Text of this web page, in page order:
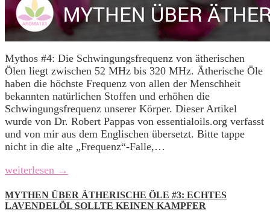
Mythos #4: Die Schwingungsfrequenz von ätherischen
Ölen liegt zwischen 52 MHz bis 320 MHz. Ätherische Öle
haben die höchste Frequenz von allen der Menschheit
bekannten natürlichen Stoffen und erhöhen die
Schwingungsfrequenz unserer Körper. Dieser Artikel
wurde von Dr. Robert Pappas von essentialoils.org verfasst
und von mir aus dem Englischen übersetzt. Bitte tappe
nicht in die alte „Frequenz“-Falle,…
weiterlesen →
MYTHEN ÜBER ÄTHERISCHE ÖLE #3: ECHTES
LAVENDELÖL SOLLTE KEINEN KAMPFER